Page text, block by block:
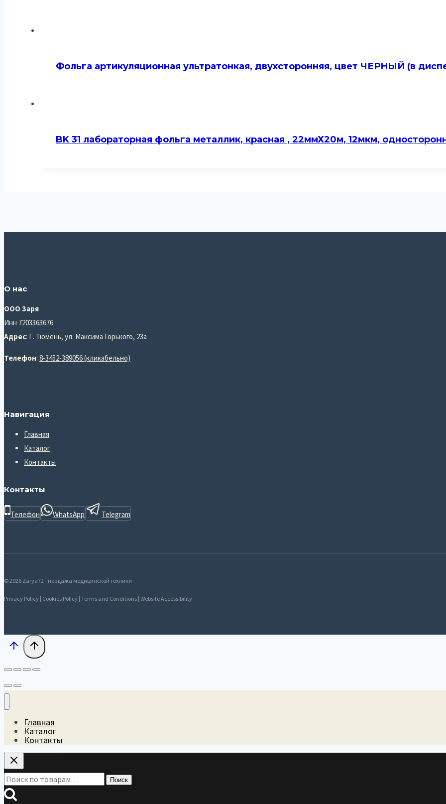
Фольга артикуляционная ультратонкая, двухсторонняя, цвет ЧЕРНЫЙ (в
BK 31 лабораторная фольга металлик, красная , 22ммХ20м, 12мкм,
О нас
ООО Заря
Инн 7203363676
Адрес: Г. Тюмень, ул. Максима Горького, 23а
Телефон: 8-3452-389056 (кликабельно)
Навигация
Главная
Каталог
Контакты
Контакты
Телефон WhatsApp Telegram
© 2026 Zarya72 - продажа медицинской техники
Privacy Policy | Cookies Policy | Terms and Conditions | Website Accessibility
Главная
Каталог
Контакты
Искать: Поиск